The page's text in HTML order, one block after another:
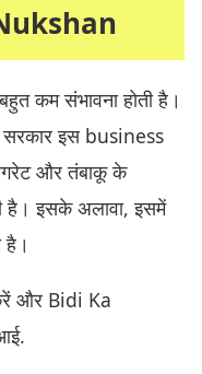
कम संभावना होती है।
इस business
और तंबाकू के
है। इसके अलावा, इसमें
है।
और Bidi Ka